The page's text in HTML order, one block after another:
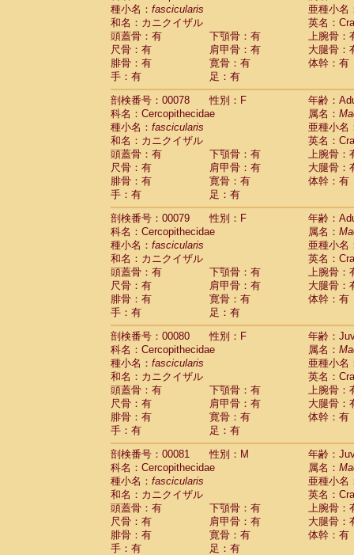
種小名： fascicularis
亜種小名
和名：カニクイザル
英名：
頭蓋骨：有
下顎骨：有
上腕骨：
尺骨：有
肩甲骨：有
大腿骨：
腓骨：有
寛骨：有
体幹：有
手：有
足：有
剖検番号：00078
性別：F
年齢：
科名：Cercopithecidae
属名：
種小名： fascicularis
亜種小名
和名：カニクイザル
英名：
頭蓋骨：有
下顎骨：有
上腕骨：
尺骨：有
肩甲骨：有
大腿骨：
腓骨：有
寛骨：有
体幹：有
手：有
足：有
剖検番号：00079
性別：F
年齢：
科名：Cercopithecidae
属名：
種小名： fascicularis
亜種小名
和名：カニクイザル
英名：
頭蓋骨：有
下顎骨：有
上腕骨：
尺骨：有
肩甲骨：有
大腿骨：
腓骨：有
寛骨：有
体幹：有
手：有
足：有
剖検番号：00080
性別：F
年齢：
科名：Cercopithecidae
属名：
種小名： fascicularis
亜種小名
和名：カニクイザル
英名：
頭蓋骨：有
下顎骨：有
上腕骨：
尺骨：有
肩甲骨：有
大腿骨：
腓骨：有
寛骨：有
体幹：有
手：有
足：有
剖検番号：00081
性別：M
年齢：
科名：Cercopithecidae
属名：
種小名： fascicularis
亜種小名
和名：カニクイザル
英名：
頭蓋骨：有
下顎骨：有
上腕骨：
尺骨：有
肩甲骨：有
大腿骨：
腓骨：有
寛骨：有
体幹：有
手：有
足：有